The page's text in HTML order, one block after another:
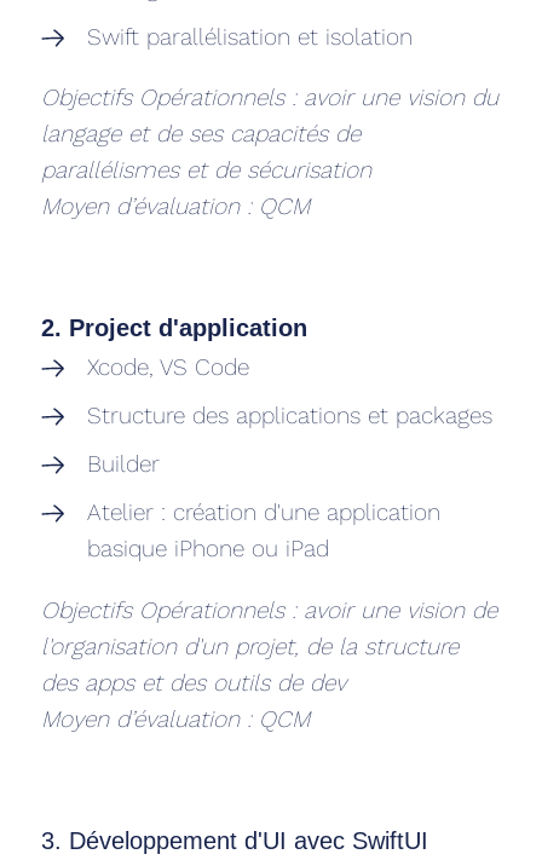
Swift parallélisation et isolation
Objectifs Opérationnels : avoir une vision du
langage et de ses capacités de
parallélismes et de sécurisation
Moyen d’évaluation : QCM
2. Project d'application
Xcode, VS Code
Structure des applications et packages
Builder
Atelier : création d'une application
basique iPhone ou iPad
Objectifs Opérationnels : avoir une vision de
l'organisation d'un projet, de la structure
des apps et des outils de dev
Moyen d’évaluation : QCM
3. Développement d'UI avec SwiftUI